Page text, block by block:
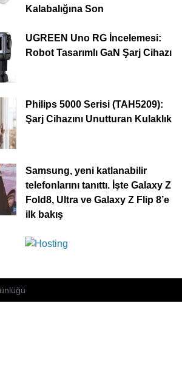
Kalabalığına Son
UGREEN Uno RG İncelemesi:
Robot Tasarımlı GaN Şarj Cihazı
Philips 5000 Serisi (TAH5209):
Şarj Cihazını Unutturan Kulaklık
Samsung, yeni katlanabilir
telefonlarını tanıttı. İşte Galaxy Z
Fold8, Ultra ve Galaxy Z Flip 8’e
ilk bakış